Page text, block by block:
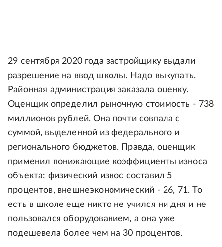
29 сентября 2020 года застройщику выдали
разрешение на ввод школы. Надо выкупать.
Районная администрация заказала оценку.
Оценщик определил рыночную стоимость - 738
миллионов рублей. Она почти совпала с
суммой, выделенной из федерального и
регионального бюджетов. Правда, оценщик
применил понижающие коэффициенты износа
объекта: физический износ составил 5
процентов, внешнеэкономический - 26, 71. То
есть в школе еще никто не учился ни дня и не
пользовался оборудованием, а она уже
подешевела более чем на 30 процентов.